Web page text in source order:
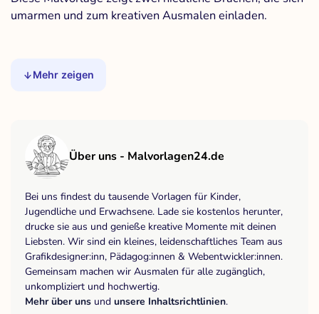
umarmen und zum kreativen Ausmalen einladen.
Mehr zeigen
Über uns - Malvorlagen24.de
Bei uns findest du tausende Vorlagen für Kinder,
Jugendliche und Erwachsene. Lade sie kostenlos herunter,
drucke sie aus und genieße kreative Momente mit deinen
Liebsten. Wir sind ein kleines, leidenschaftliches Team aus
Grafikdesigner:inn, Pädagog:innen & Webentwickler:innen.
Gemeinsam machen wir Ausmalen für alle zugänglich,
unkompliziert und hochwertig.
Mehr über uns und unsere Inhaltsrichtlinien.